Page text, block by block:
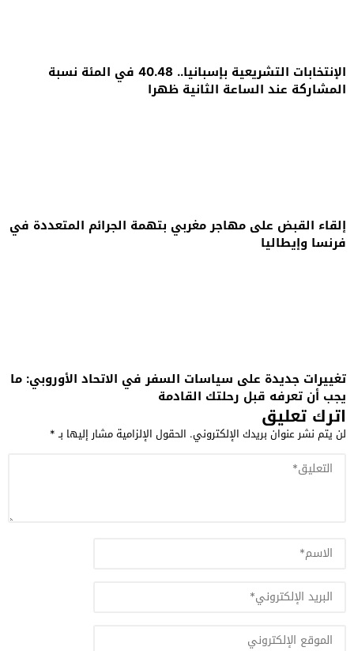
الإنتخابات التشريعية بإسبانيا.. 40.48 في المئة نسبة
المشاركة عند الساعة الثانية ظهرا
إلقاء القبض على مهاجر مغربي بتهمة الجرائم المتعددة في
فرنسا وإيطاليا
تغييرات جديدة على سياسات السفر في الاتحاد الأوروبي: ما
يجب أن تعرفه قبل رحلتك القادمة
اترك تعليق
لن يتم نشر عنوان بريدك الإلكتروني. الحقول الإلزامية مشار إليها بـ*